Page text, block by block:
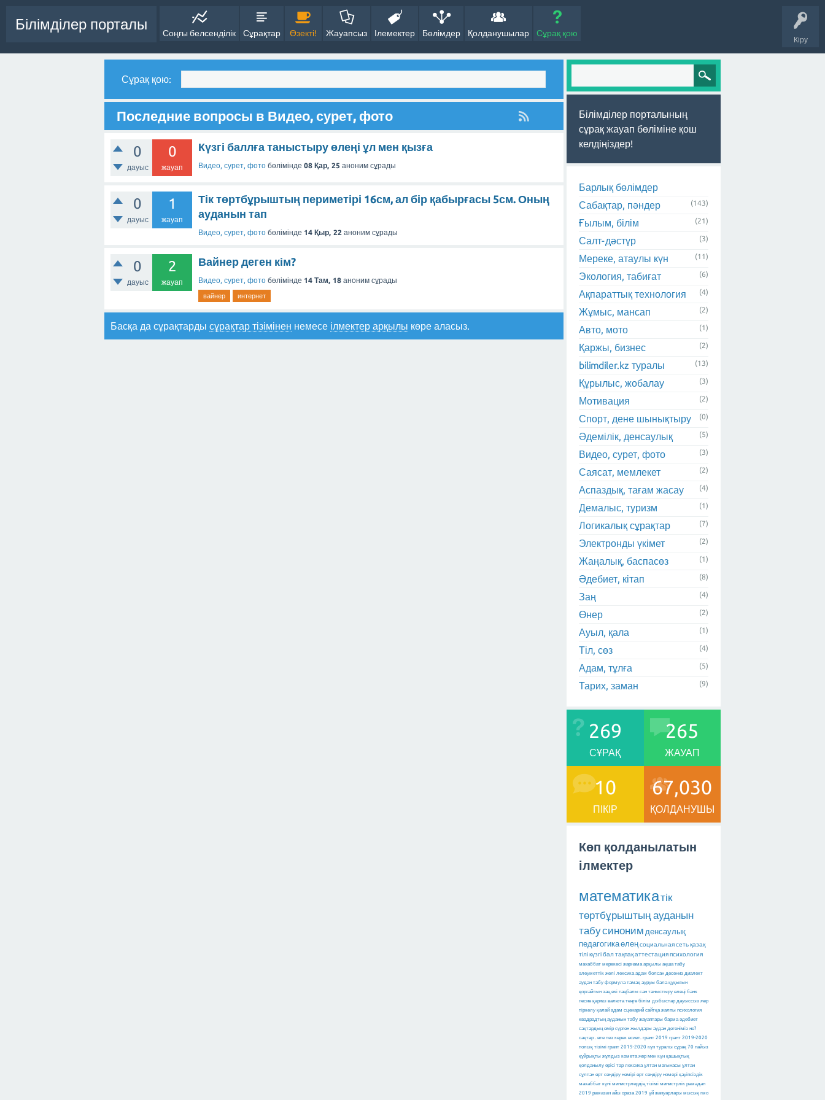
Кіру
Білімділер порталы
Соңғы белсенділік Сұрақтар Өзекті! Жауапсыз Ілемектер Бөлімдер Қолданушылар Сұрақ қою
Сұрақ қою:
Последние вопросы в Видео, сурет, фото
0
дауыс
0
жауап
Күзгі баллға таныстыру өлеңі ұл мен қызға
Видео, сурет, фото бөлімінде 08 Қар, 25 аноним сұрады
0
дауыс
1
жауап
Тік төртбұрыштың периметірі 16см, ал бір қабырғасы 5см. Оның
ауданын тап
Видео, сурет, фото бөлімінде 14 Қыр, 22 аноним сұрады
0
дауыс
2
жауап
Вайнер деген кім?
Видео, сурет, фото бөлімінде 14 Там, 18 аноним сұрады
вайнер интернет
Басқа да сұрақтарды сұрақтар тізімінен немесе ілмектер арқылы көре аласыз.
Білімділер порталының
сұрақ жауап бөліміне қош
келдіңіздер!
Барлық бөлімдер
Сабақтар, пәндер
(143)
Ғылым, білім (21)
Салт-дәстүр (3)
Мереке, атаулы күн (11)
Экология, табиғат (6)
Ақпараттық технология (4)
Жұмыс, мансап (2)
Авто, мото (1)
Қаржы, бизнес (2)
bilimdiler.kz туралы (13)
Құрылыс, жобалау (3)
Мотивация (2)
Спорт, дене шынықтыру (0)
Әдемілік, денсаулық (5)
Видео, сурет, фото (3)
Саясат, мемлекет (2)
Аспаздық, тағам жасау (4)
Демалыс, туризм (1)
Логикалық сұрақтар (7)
Электронды үкімет (2)
Жаңалық, баспасөз (1)
Әдебиет, кітап (8)
Заң (4)
Өнер (2)
Ауыл, қала (1)
Тіл, сөз (4)
Адам, тұлға (5)
Тарих, заман (9)
269
СҰРАҚ
265
ЖАУАП
10
ПІКІР
67,030
ҚОЛДАНУШЫ
Көп қолданылатын
ілмектер
математикатік
төртбұрыштың ауданын
табусиноним денсаулық
педагогикаөлеңсоциальная сетьқазақ
тілікүзгі балтақпақаттестацияпсихология
махаббат мерекесі жарнама арқылы ақша табу
әлеуметтік желі лексика адам болсан десениз диалект
аудан табу формула тамақ ауруы бала құқығын
қорғайтын заң екі таңбалы сан таныстыру өлеңі банк
несие қаржы валюта теңге білім дыбыстар дауыссыз жер
тіркелу қалай адам сценарий сайтқа жалпы психология
квадрадтың ауданын табу жауаптары барма әдебиет
сақтардың өмір сүрген жылдары аудан дегеніміз не?
сақтар
өте тез керек өсиет. грант 2019 грант 2019-2020
толық тізімі грант 2019-2020 күн туралы сұрақ 70 пайыз
құйрықты жұлдыз комета жер мен күн қашықтық
қолданылу өрісі тар лексика ұлтан мағынасы ұлтан
сұлтан өрт сөндіру нөмірі өрт сөндіру номері қауіпсіздік
махаббат күні министрлердің тізімі министрлік рамадан
2019 рамазан айы ораза 2019 үй жануарлары мысық гмо